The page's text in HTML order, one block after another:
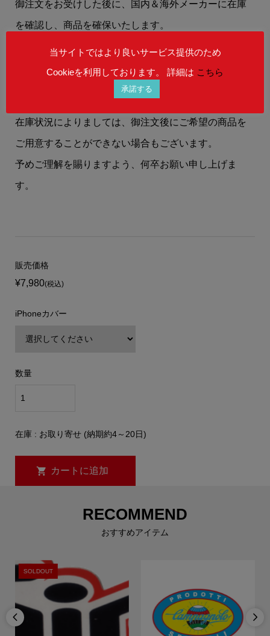
御注文をお受けした後に、国内＆海外メーカーに在庫
を確認し、商品を確保いたします。
を、メールにてお知らせいたします。
在庫状況によりましては、御注文後にご希望の商品を
ご用意することができない場合もございます。
予めご理解を賜りますよう、何卒お願い申し上げま
す。
販売価格
¥7,980(税込)
iPhoneカバー
数量
在庫 : お取り寄せ (納期約4～20日)
RECOMMEND
おすすめアイテム

SOLDOUT

当サイトではより良いサービス提供のため
Cookieを利用しております。 詳細は こちら
承諾する